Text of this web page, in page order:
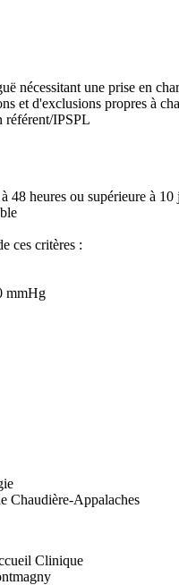
nécessitant une prise en
et d'exclusions propres à
référent/IPSPL
48 heures ou supérieure à 10
ces critères :
mmHg
Chaudière-Appalaches
Clinique